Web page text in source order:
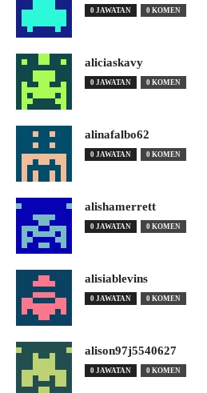
0 JAWATAN 0 KOMEN
aliciaskavy
0 JAWATAN 0 KOMEN
alinafalbo62
0 JAWATAN 0 KOMEN
alishamerrett
0 JAWATAN 0 KOMEN
alisiablevins
0 JAWATAN 0 KOMEN
alison97j5540627
0 JAWATAN 0 KOMEN